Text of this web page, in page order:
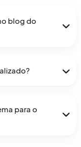
blog do
para o